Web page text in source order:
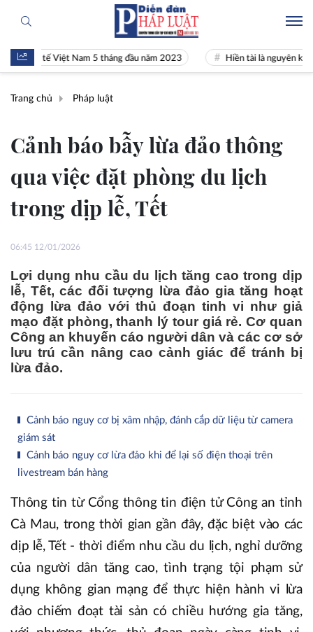
tế Việt Nam 5 tháng đầu năm 2023 Hiền tài là nguyên khí Quốc
Trang chủ Pháp luật
Cảnh báo bẫy lừa đảo thông
qua việc đặt phòng du lịch
trong dịp lễ, Tết
06:45 12/01/2026
Lợi dụng nhu cầu du lịch tăng cao trong dịp
lễ, Tết, các đối tượng lừa đảo gia tăng hoạt
động lừa đảo với thủ đoạn tinh vi như giả
mạo đặt phòng, thanh lý tour giá rẻ. Cơ quan
Công an khuyến cáo người dân và các cơ sở
lưu trú cần nâng cao cảnh giác để tránh bị
lừa đảo.
Cảnh báo nguy cơ bị xâm nhập, đánh cắp dữ liệu từ camera
giám sát
Cảnh báo nguy cơ lừa đảo khi để lại số điện thoại trên
livestream bán hàng
Thông tin từ Cổng thông tin điện tử Công an tỉnh
Cà Mau, trong thời gian gần đây, đặc biệt vào các
dịp lễ, Tết - thời điểm nhu cầu du lịch, nghỉ dưỡng
của người dân tăng cao, tình trạng tội phạm sử
dụng không gian mạng để thực hiện hành vi lừa
đảo chiếm đoạt tài sản có chiều hướng gia tăng,